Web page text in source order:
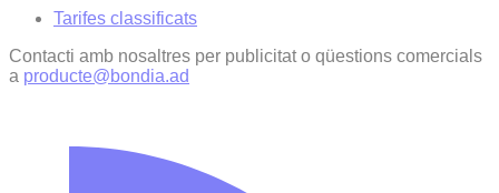
Tarifes classificats
Contacti amb nosaltres per publicitat o qüestions comercials
a producte@bondia.ad